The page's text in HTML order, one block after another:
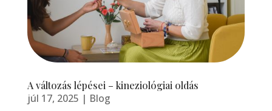
A változás lépései – kineziológiai oldás
júl 17, 2025 | Blog